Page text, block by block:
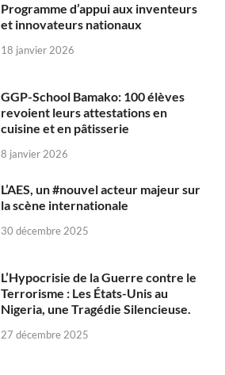
Programme d’appui aux inventeurs
et innovateurs nationaux
18 janvier 2026
GGP-School Bamako: 100 élèves
revoient leurs attestations en
cuisine et en pâtisserie
8 janvier 2026
L’AES, un #nouvel acteur majeur sur
la scène internationale
30 décembre 2025
L’Hypocrisie de la Guerre contre le
Terrorisme : Les États-Unis au
Nigeria, une Tragédie Silencieuse.
27 décembre 2025